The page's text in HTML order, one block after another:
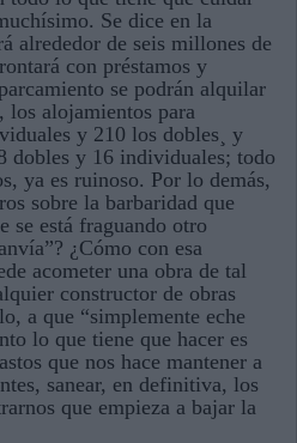
Se dice en la
alrededor de seis millones de
con préstamos y
se podrán alquilar
los alojamientos para
y 210 los dobles¸ y
dobles y 16 individuales; todo
ya es ruinoso. Por lo demás,
sobre la barbaridad que
se está fraguando otro
¿Cómo con esa
acometer una obra de tal
constructor de obras
a que “simplemente eche
lo que tiene que hacer es
que nos hace mantener a
sanear, en definitiva, los
que empieza a bajar la